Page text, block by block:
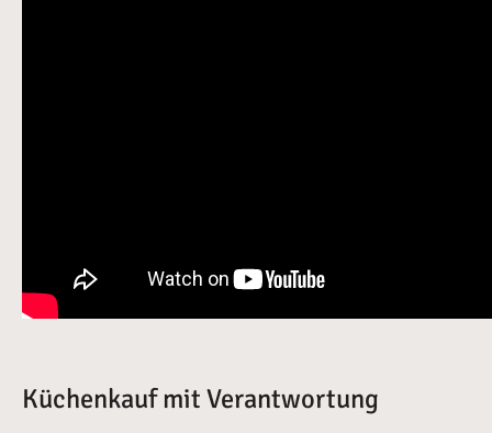
Küchenkauf mit Verantwortung